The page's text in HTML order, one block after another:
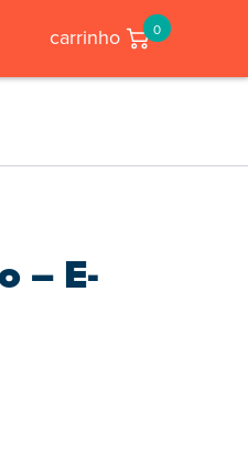
carrinho 0
– E-